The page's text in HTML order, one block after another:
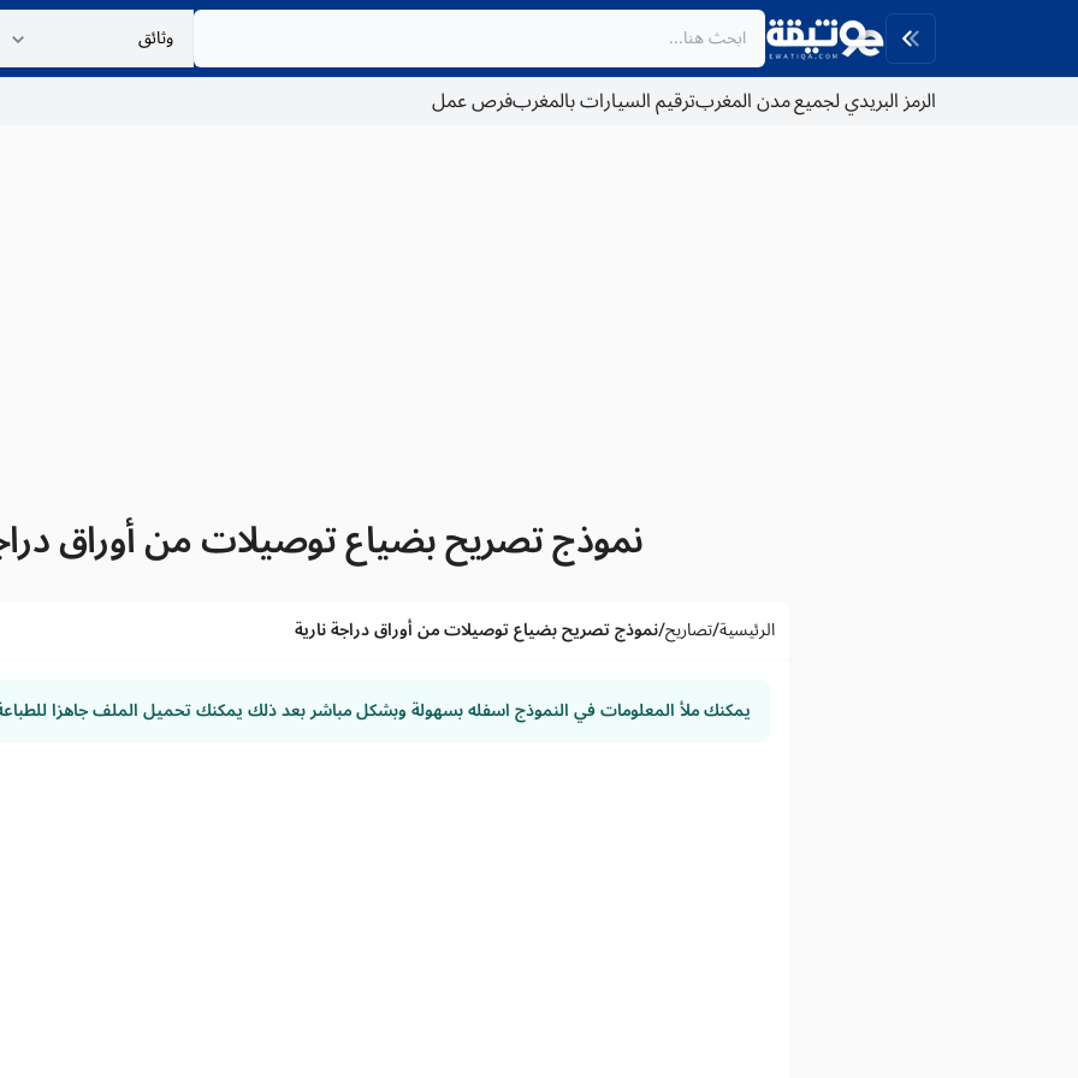
الرمز البريدي لجميع مدن المغربترقيم السيارات بالمغربفرص عمل
نموذج تصريح بضياع توصيلات من أوراق
الرئيسية/تصاريح/نموذج تصريح بضياع توصيلات من أوراق دراجة نارية
يمكنك ملأ المعلومات في النموذج اسفله بسهولة وبشكل مباشر بعد ذلك يمكنك تحميل الملف جاهزا